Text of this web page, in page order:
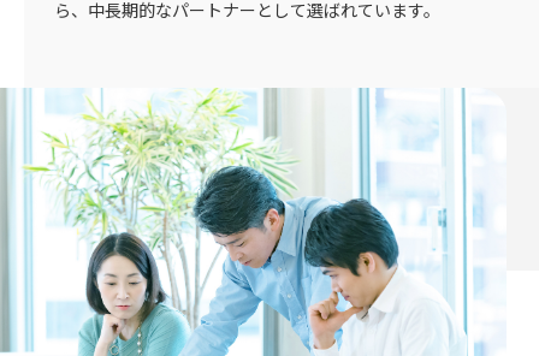
ら、中長期的なパートナーとして選ばれています。